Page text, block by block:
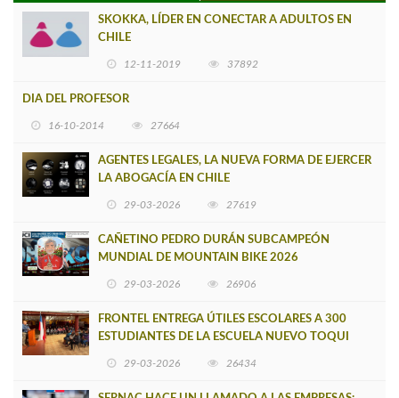
SKOKKA, LÍDER EN CONECTAR A ADULTOS EN
CHILE
12-11-2019 37892
DIA DEL PROFESOR
16-10-2014 27664
AGENTES LEGALES, LA NUEVA FORMA DE EJERCER
LA ABOGACÍA EN CHILE
29-03-2026 27619
CAÑETINO PEDRO DURÁN SUBCAMPEÓN
MUNDIAL DE MOUNTAIN BIKE 2026
29-03-2026 26906
FRONTEL ENTREGA ÚTILES ESCOLARES A 300
ESTUDIANTES DE LA ESCUELA NUEVO TOQUI
29-03-2026 26434